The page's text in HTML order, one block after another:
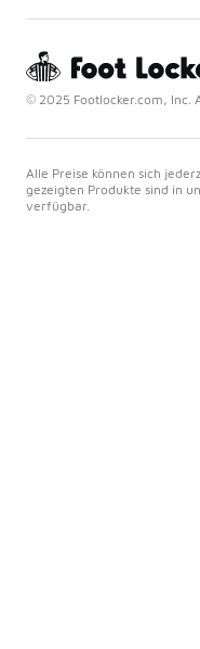
© 2025 Footlocker.com, Inc.
Alle Preise können sich
gezeigten Produkte sind in
verfügbar.